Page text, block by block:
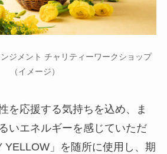
ジメント チャリティーワークショップ
（イメージ）
を応援する気持ちを込め、ま
いエネルギーを感じていただ
YELLOW」を随所に使用し、期